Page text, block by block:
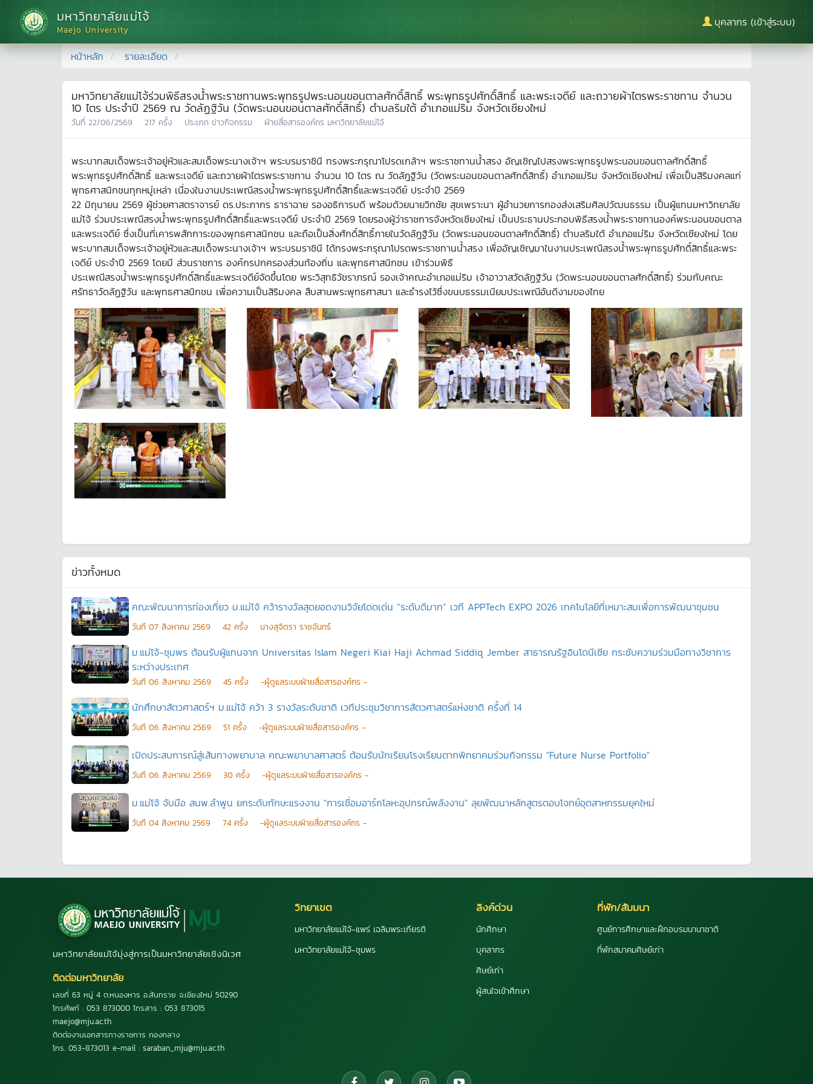
มหาวิทยาลัยแม่โจ้
Maejo University
บุคลากร (เข้าสู่ระบบ)
หน้าหลัก รายละเอียด
มหาวิทยาลัยแม่โจ้ร่วมพิธีสรงน้ำพระราชทานพระพุทธรูปพระนอนขอนตาลศักดิ์สิทธิ์ พระพุทธรูปศักดิ์สิทธิ์ และพระเจดีย์ และถวายผ้าไตรพระราชทาน จำนวน
10 ไตร ประจำปี 2569 ณ วัดลัฏฐิวัน (วัดพระนอนขอนตาลศักดิ์สิทธิ์) ตำบลริมใต้ อำเภอแม่ริม จังหวัดเชียงใหม่
วันที่ 22/06/2569 217 ครั้ง ประเภท ข่าวกิจกรรม ฝ่ายสื่อสารองค์กร มหาวิทยาลัยแม่โจ้
พระบาทสมเด็จพระเจ้าอยู่หัวและสมเด็จพระนางเจ้าฯ พระบรมราชินี ทรงพระกรุณาโปรดเกล้าฯ พระราชทานน้ำสรง อัญเชิญไปสรงพระพุทธรูปพระนอนขอนตาลศักดิ์สิทธิ์
พระพุทธรูปศักดิ์สิทธิ์ และพระเจดีย์ และถวายผ้าไตรพระราชทาน จำนวน 10 ไตร ณ วัดลัฎฐิวัน (วัดพระนอนขอนตาลศักดิ์สิทธิ์) อำเภอแม่ริม จังหวัดเชียงใหม่ เพื่อเป็นสิริมงคลแก่
พุทธศาสนิกชนทุกหมู่เหล่า เนื่องในงานประเพณีสรงน้ำพระพุทธรูปศักดิ์สิทธิ์และพระเจดีย์ ประจำปี 2569
22 มิถุนายน 2569 ผู้ช่วยศาสตราจารย์ ดร.ประภากร ธาราฉาย รองอธิการบดี พร้อมด้วยนายวิทชัย สุขเพราะนา ผู้อำนวยการกองส่งเสริมศิลปวัฒนธรรม เป็นผู้แทนมหาวิทยาลัย
แม่โจ้ ร่วมประเพณีสรงน้ำพระพุทธรูปศักดิ์สิทธิ์และพระเจดีย์ ประจำปี 2569 โดยรองผู้ว่าราชการจังหวัดเชียงใหม่ เป็นประธานประกอบพิธีสรงน้ำพระราชทานองค์พระนอนขอนตาล
และพระเจดีย์ ซึ่งเป็นที่เคารพสักการะของพุทธศาสนิกชน และถือเป็นสิ่งศักดิ์สิทธิ์ภายในวัดลัฎฐิวัน (วัดพระนอนขอนตาลศักดิ์สิทธิ์) ตำบลริมใต้ อำเภอแม่ริม จังหวัดเชียงใหม่ โดย
พระบาทสมเด็จพระเจ้าอยู่หัวและสมเด็จพระนางเจ้าฯ พระบรมราชินี ได้ทรงพระกรุณาโปรดพระราชทานน้ำสรง เพื่ออัญเชิญมาในงานประเพณีสรงน้ำพระพุทธรูปศักดิ์สิทธิ์และพระ
เจดีย์ ประจำปี 2569 โดยมี ส่วนราชการ องค์กรปกครองส่วนท้องถิ่น และพุทธศาสนิกชน เข้าร่วมพิธี
ประเพณีสรงน้ำพระพุทธรูปศักดิ์สิทธิ์และพระเจดีย์จัดขึ้นโดย พระวิสุทธิวัชราภรณ์ รองเจ้าคณะอำเภอแม่ริม เจ้าอาวาสวัดลัฏฐิวัน (วัดพระนอนขอนตาลศักดิ์สิทธิ์) ร่วมกับคณะ
ศรัทธาวัดลัฏฐิวัน และพุทธศาสนิกชน เพื่อความเป็นสิริมงคล สืบสานพระพุทธศาสนา และธำรงไว้ซึ่งขนบธรรมเนียมประเพณีอันดีงามของไทย
ข่าวทั้งหมด
คณะพัฒนาการท่องเที่ยว ม.แม่โจ้ คว้ารางวัลสุดยอดงานวิจัยโดดเด่น “ระดับดีมาก” เวที APPTech EXPO 2026 เทคโนโลยีที่เหมาะสมเพื่อการพัฒนาชุมชน
วันที 07 สิงหาคม 2569 42 ครั้ง นางสุจิตรา ราชจันทร์
ม.แม่โจ้-ชุมพร ต้อนรับผู้แทนจาก Universitas Islam Negeri Kiai Haji Achmad Siddiq Jember สาธารณรัฐอินโดนีเซีย กระชับความร่วมมือทางวิชาการ
ระหว่างประเทศ
วันที 06 สิงหาคม 2569 45 ครั้ง -ผู้ดูแลระบบฝ่ายสื่อสารองค์กร -
นักศึกษาสัตวศาสตร์ฯ ม.แม่โจ้ คว้า 3 รางวัลระดับชาติ เวทีประชุมวิชาการสัตวศาสตร์แห่งชาติ ครั้งที่ 14
วันที 06 สิงหาคม 2569 51 ครั้ง -ผู้ดูแลระบบฝ่ายสื่อสารองค์กร -
เปิดประสบการณ์สู่เส้นทางพยาบาล คณะพยาบาลศาสตร์ ต้อนรับนักเรียนโรงเรียนตากพิทยาคมร่วมกิจกรรม "Future Nurse Portfolio"
วันที 06 สิงหาคม 2569 30 ครั้ง -ผู้ดูแลระบบฝ่ายสื่อสารองค์กร -
ม.แม่โจ้ จับมือ สนพ.ลำพูน ยกระดับทักษะแรงงาน "การเชื่อมอาร์กโลหะอุปกรณ์พลังงาน" ลุยพัฒนาหลักสูตรตอบโจทย์อุตสาหกรรมยุคใหม่
วันที 04 สิงหาคม 2569 74 ครั้ง -ผู้ดูแลระบบฝ่ายสื่อสารองค์กร -
มหาวิทยาลัยแม่โจ้มุ่งสู่การเป็นมหาวิทยาลัยเชิงนิเวศ
ติดต่อมหาวิทยาลัย
เลขที่ 63 หมู่ 4 ต.หนองหาร อ.สันทราย จ.เชียงใหม่ 50290
โทรศัพท์ : 053 873000 โทรสาร : 053 873015
maejo@mju.ac.th
ติดต่องานเอกสารทางราชการ กองกลาง
โทร. 053-873013 e-mail : saraban_mju@mju.ac.th
วิทยาเขต
มหาวิทยาลัยแม่โจ้-แพร่ เฉลิมพระเกียรติ
มหาวิทยาลัยแม่โจ้-ชุมพร
ลิงค์ด่วน
นักศึกษา
บุคลากร
ศิษย์เก่า
ผู้สนใจเข้าศึกษา
ที่พัก/สัมมนา
ศูนย์การศึกษาและฝึกอบรมนานาชาติ
ที่พักสมาคมศิษย์เก่า